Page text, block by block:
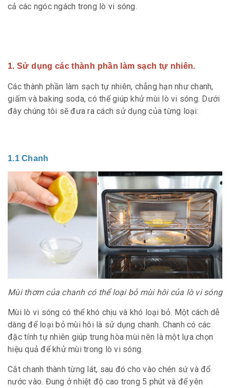
cả các ngóc ngách trong lò vi sóng.
1. Sử dụng các thành phần làm sạch tự nhiên.
Các thành phần làm sạch tự nhiên, chẳng hạn như chanh,
giấm và baking soda, có thể giúp khử mùi lò vi sóng. Dưới
đây chúng tôi sẽ đưa ra cách sử dụng của từng loại:
1.1 Chanh
Mùi thơm của chanh có thể loại bỏ mùi hôi của lò vi sóng
Mùi lò vi sóng có thể khó chịu và khó loại bỏ. Một cách dễ
dàng để loại bỏ mùi hôi là sử dụng chanh. Chanh có các
đặc tính tự nhiên giúp trung hòa mùi nên là một lựa chọn
hiệu quả để khử mùi trong lò vi sóng.
Cắt chanh thành từng lát, sau đó cho vào chén sứ và đổ
nước vào. Đung ở nhiệt độ cao trong 5 phút và để yên